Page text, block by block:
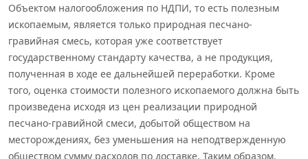
Объектом налогообложения по НДПИ, то есть полезным
ископаемым, является только природная песчано-
гравийная смесь, которая уже соответствует
государственному стандарту качества, а не продукция,
полученная в ходе ее дальнейшей переработки. Кроме
того, оценка стоимости полезного ископаемого должна быть
произведена исходя из цен реализации природной
песчано-гравийной смеси, добытой обществом на
месторождениях, без уменьшения на неподтвержденную
обществом сумму расходов по доставке. Таким образом,